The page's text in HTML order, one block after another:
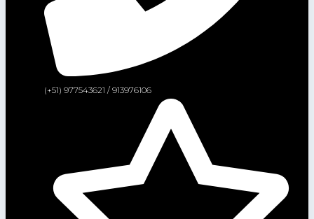
(+51) 977543621 / 913976106